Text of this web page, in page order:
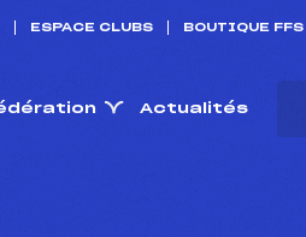
ESPACE CLUBS BOUTIQUE FFS
Actualités